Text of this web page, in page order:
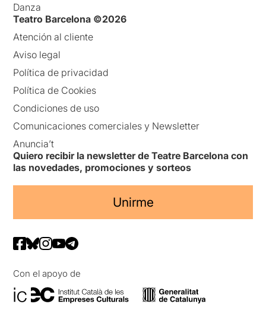
Danza
Teatro Barcelona ©2026
Atención al cliente
Aviso legal
Política de privacidad
Política de Cookies
Condiciones de uso
Comunicaciones comerciales y Newsletter
Anuncia’t
Quiero recibir la newsletter de Teatre Barcelona con
las novedades, promociones y sorteos
Unirme
Con el apoyo de